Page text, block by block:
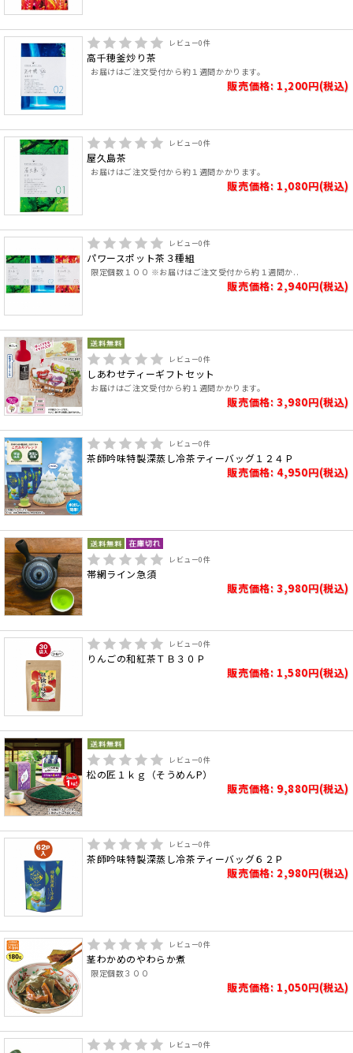
レビュー0件
高千穂釜炒り茶
お届けはご注文受付から約１週間かかります。
販売価格: 1,200円(税込)
レビュー0件
屋久島茶
お届けはご注文受付から約１週間かかります。
販売価格: 1,080円(税込)
レビュー0件
パワースポット茶３種組
限定個数１００ ※お届けはご注文受付から約１週間か..
販売価格: 2,940円(税込)
レビュー0件
しあわせティーギフトセット
お届けはご注文受付から約１週間かかります。
販売価格: 3,980円(税込)
レビュー0件
茶師吟味特製深蒸し冷茶ティーバッグ１２４Ｐ
販売価格: 4,950円(税込)
レビュー0件
帯網ライン急須
販売価格: 3,980円(税込)
レビュー0件
りんごの和紅茶ＴＢ３０Ｐ
販売価格: 1,580円(税込)
レビュー0件
松の匠１ｋｇ（そうめんP）
販売価格: 9,880円(税込)
レビュー0件
茶師吟味特製深蒸し冷茶ティーバッグ６２Ｐ
販売価格: 2,980円(税込)
レビュー0件
茎わかめのやわらか煮
限定個数３００
販売価格: 1,050円(税込)
レビュー0件